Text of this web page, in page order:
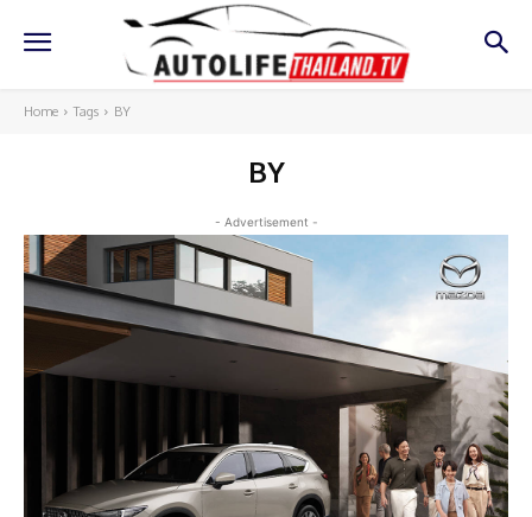
Home Tags BY
BY
- Advertisement -